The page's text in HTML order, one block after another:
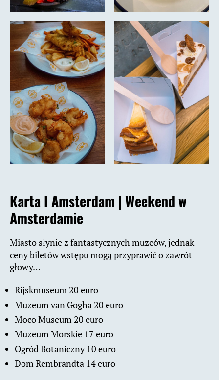
Karta I Amsterdam |Weekend w
Amsterdamie
Miasto słynie z fantastycznych muzeów, jednak
ceny biletów wstępu mogą przyprawić o zawrót
głowy…
Rijskmuseum 20 euro
Muzeum van Gogha 20 euro
Moco Museum 20 euro
Muzeum Morskie 17 euro
Ogród Botaniczny 10 euro
Dom Rembrandta 14 euro